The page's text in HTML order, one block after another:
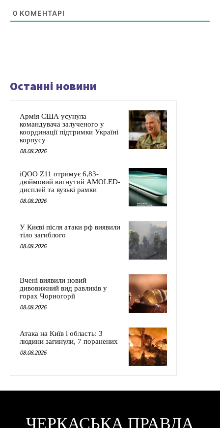
0 КОМЕНТАРІ
Останні новини
Армія США усунула
командувача залученого у
координації підтримки Україні
корпусу
08.08.2026
iQOO Z11 отримує 6,83-
дюймовий вигнутий AMOLED-
дисплей та вузькі рамки
08.08.2026
У Києві після атаки рф виявили
тіло загиблого
08.08.2026
Вчені виявили новий
дивовижний вид равликів у
горах Чорногорії
08.08.2026
Атака на Київ і область: 3
людини загинули, 7 поранених
08.08.2026